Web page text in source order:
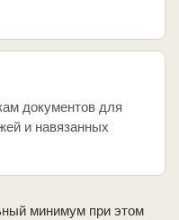
документов для
и навязанных
минимум при этом